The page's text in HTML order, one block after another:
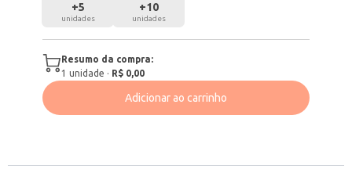
+5
unidades
+10
unidades
Resumo da compra:
1 unidade · R$ 0,00
Adicionar ao carrinho